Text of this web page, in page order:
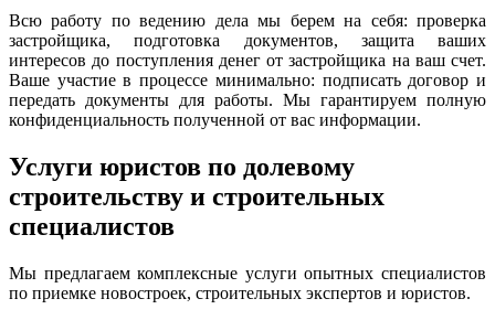
Всю работу по ведению дела мы берем на себя: проверка
застройщика, подготовка документов, защита ваших
интересов до поступления денег от застройщика на ваш счет.
Ваше участие в процессе минимально: подписать договор и
передать документы для работы. Мы гарантируем полную
конфиденциальность полученной от вас информации.
Услуги юристов по долевому
строительству и строительных
специалистов
Мы предлагаем комплексные услуги опытных специалистов
по приемке новостроек, строительных экспертов и юристов.